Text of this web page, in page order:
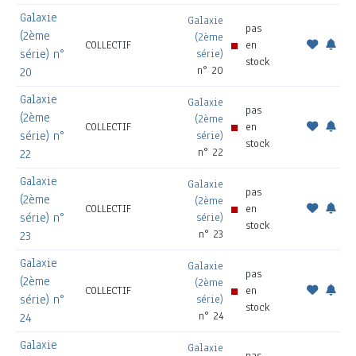
Galaxie
(2ème
série) n°
20
COLLECTIF
Galaxie
(2ème
série)
n° 20
pas
en
stock
Galaxie
(2ème
série) n°
22
COLLECTIF
Galaxie
(2ème
série)
n° 22
pas
en
stock
Galaxie
(2ème
série) n°
23
COLLECTIF
Galaxie
(2ème
série)
n° 23
pas
en
stock
Galaxie
(2ème
série) n°
24
COLLECTIF
Galaxie
(2ème
série)
n° 24
pas
en
stock
Galaxie
Galaxie